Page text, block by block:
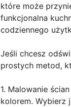
które może
funkcjonalna
codziennego
Jeśli chcesz
prostych metod,
1. Malowanie
kolorem. Wybierz